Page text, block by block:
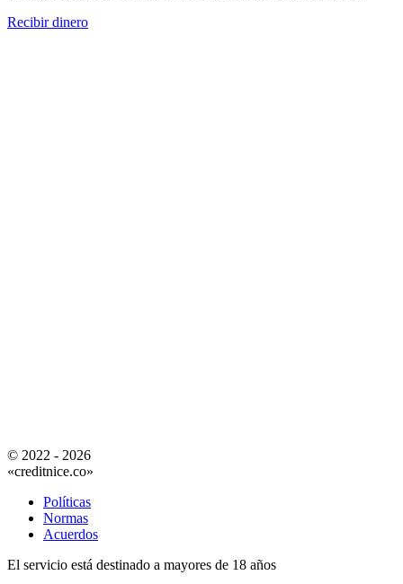
Recibir dinero
© 2022 - 2026
«creditnice.co»
Políticas
Normas
Acuerdos
El servicio está destinado a mayores de 18 años